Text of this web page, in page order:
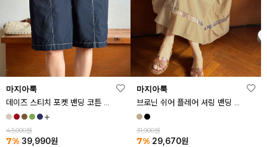
마지아룩
데이즈 스티치 포켓 밴딩 코튼 반바지
43,000원
7% 39,990원
마지아룩
브로닌 쉬어 플레어 셔링 밴딩 스커트
31,900원
7% 29,670원